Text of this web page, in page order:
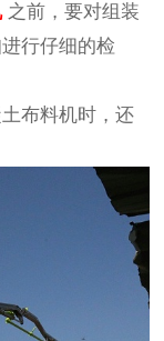
之前，要对组装
行仔细的检
布料机时，还